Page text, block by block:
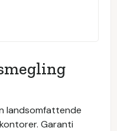
landsomfattende
Garanti